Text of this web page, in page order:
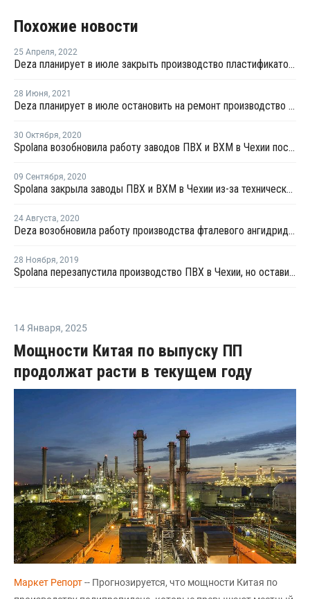
Похожие новости
25 Апреля, 2022
Deza планирует в июле закрыть производство пластификаторов в Чехии на ремонт
28 Июня, 2021
Deza планирует в июле остановить на ремонт производство пластификаторов в Чехии
30 Октября, 2020
Spolana возобновила работу заводов ПВХ и ВХМ в Чехии после внепланового ремонта
09 Сентября, 2020
Spolana закрыла заводы ПВХ и ВХМ в Чехии из-за технических проблем
24 Августа, 2020
Deza возобновила работу производства фталевого ангидрида в Чехии после плановой профилактики
28 Ноября, 2019
Spolana перезапустила производство ПВХ в Чехии, но оставила форс-мажор в силе
14 Января, 2025
Мощности Китая по выпуску ПП
продолжат расти в текущем году
Маркет Репорт-- Прогнозируется, что мощности Китая по